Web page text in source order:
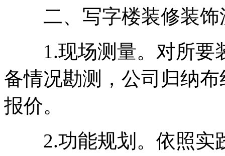
二、写字楼装修装饰
1.现场测量。对所要
备情况勘测，公司归纳
报价。
2.功能规划。依照实